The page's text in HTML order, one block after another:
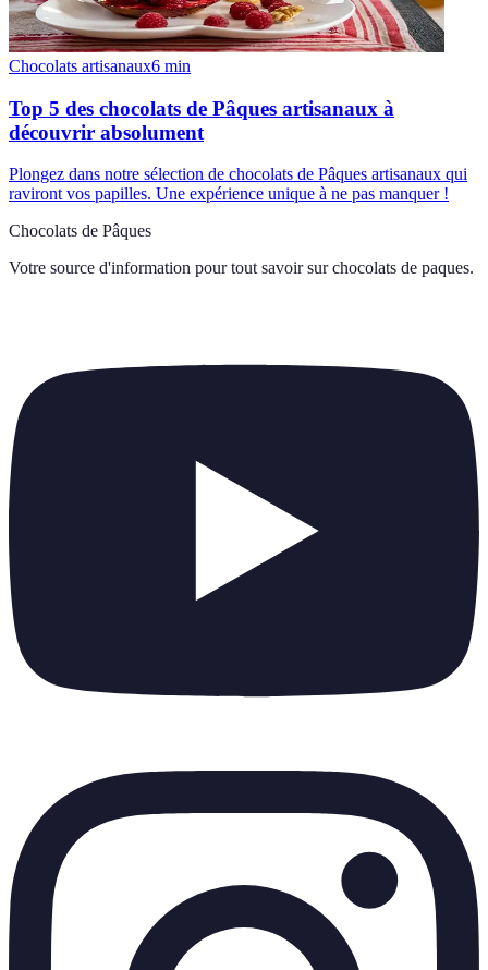
Chocolats artisanaux6 min
Top 5 des chocolats de Pâques artisanaux à
découvrir absolument
Plongez dans notre sélection de chocolats de Pâques artisanaux qui
raviront vos papilles. Une expérience unique à ne pas manquer !
Chocolats de Pâques
Votre source d'information pour tout savoir sur chocolats de paques.